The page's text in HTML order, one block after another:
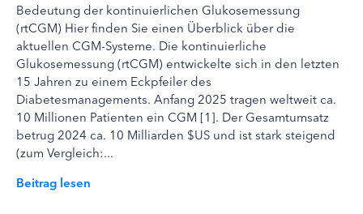
Bedeutung der kontinuierlichen Glukosemessung
(rtCGM) Hier finden Sie einen Überblick über die
aktuellen CGM-Systeme. Die kontinuierliche
Glukosemessung (rtCGM) entwickelte sich in den letzten
15 Jahren zu einem Eckpfeiler des
Diabetesmanagements. Anfang 2025 tragen weltweit ca.
10 Millionen Patienten ein CGM [1]. Der Gesamtumsatz
betrug 2024 ca. 10 Milliarden $US und ist stark steigend
(zum Vergleich:...
Beitrag lesen